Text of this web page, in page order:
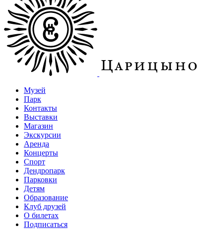
Музей
Парк
Контакты
Выставки
Магазин
Экскурсии
Аренда
Концерты
Спорт
Дендропарк
Парковки
Детям
Образование
Клуб друзей
О билетах
Подписаться